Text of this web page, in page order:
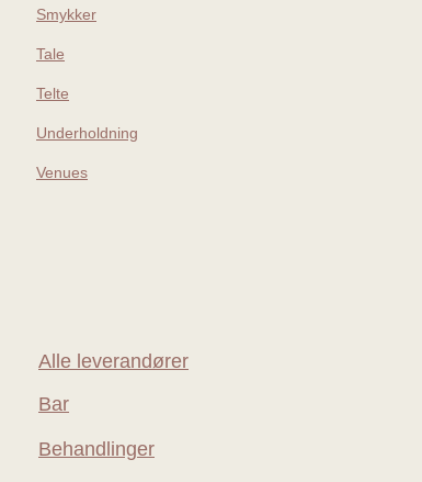
Smykker
Tale
Telte
Underholdning
Venues
Alle leverandører
Bar
Behandlinger